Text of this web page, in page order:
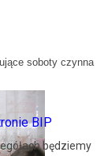
soboty czynna
BIP
będziemy